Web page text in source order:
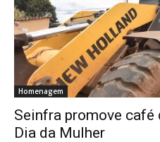
Homenagem
Seinfra promove café
Dia da Mulher